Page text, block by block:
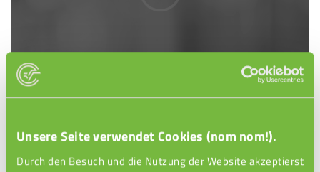
Unsere Seite verwendet Cookies (nom nom!).
Durch den Besuch und die Nutzung der Website akzeptierst
Eine ganz wichtige Sache, während du lernst, ist
Bewegung. Egal ob du zwischendurch eine Yoga-